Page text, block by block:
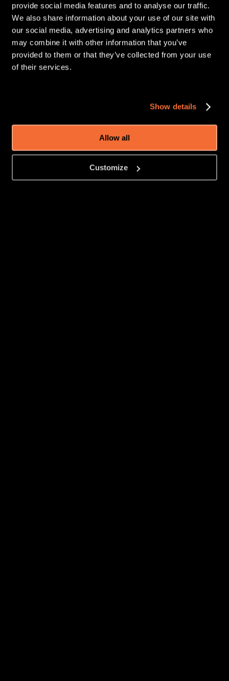
provide social media features and to analyse our traffic.
We also share information about your use of our site with
our social media, advertising and analytics partners who
may combine it with other information that you’ve
provided to them or that they’ve collected from your use
of their services.
Show details
Allow all
Customize